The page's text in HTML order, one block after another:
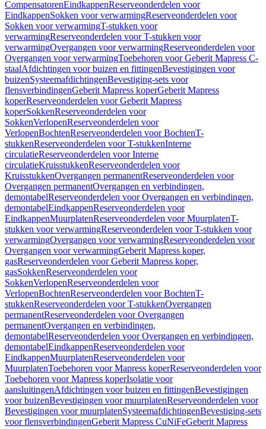
CompensatorenEindkappenReserveonderdelen voor
EindkappenSokken voor verwarmingReserveonderdelen voor
Sokken voor verwarmingT-stukken voor
verwarmingReserveonderdelen voor T-stukken voor
verwarmingOvergangen voor verwarmingReserveonderdelen voor
Overgangen voor verwarmingToebehoren voor Geberit Mapress C-
staalAfdichtingen voor buizen en fittingenBevestigingen voor
buizenSysteemafdichtingenBevestiging-sets voor
flensverbindingenGeberit Mapress koperGeberit Mapress
koperReserveonderdelen voor Geberit Mapress
koperSokkenReserveonderdelen voor
SokkenVerlopenReserveonderdelen voor
VerlopenBochtenReserveonderdelen voor BochtenT-
stukkenReserveonderdelen voor T-stukkenInterne
circulatieReserveonderdelen voor Interne
circulatieKruisstukkenReserveonderdelen voor
KruisstukkenOvergangen permanentReserveonderdelen voor
Overgangen permanentOvergangen en verbindingen,
demontabelReserveonderdelen voor Overgangen en verbindingen,
demontabelEindkappenReserveonderdelen voor
EindkappenMuurplatenReserveonderdelen voor MuurplatenT-
stukken voor verwarmingReserveonderdelen voor T-stukken voor
verwarmingOvergangen voor verwarmingReserveonderdelen voor
Overgangen voor verwarmingGeberit Mapress koper,
gasReserveonderdelen voor Geberit Mapress koper,
gasSokkenReserveonderdelen voor
SokkenVerlopenReserveonderdelen voor
VerlopenBochtenReserveonderdelen voor BochtenT-
stukkenReserveonderdelen voor T-stukkenOvergangen
permanentReserveonderdelen voor Overgangen
permanentOvergangen en verbindingen,
demontabelReserveonderdelen voor Overgangen en verbindingen,
demontabelEindkappenReserveonderdelen voor
EindkappenMuurplatenReserveonderdelen voor
MuurplatenToebehoren voor Mapress koperReserveonderdelen voor
Toebehoren voor Mapress koperIsolatie voor
aansluitingenAfdichtingen voor buizen en fittingenBevestigingen
voor buizenBevestigingen voor muurplatenReserveonderdelen voor
Bevestigingen voor muurplatenSysteemafdichtingenBevestiging-sets
voor flensverbindingenGeberit Mapress CuNiFeGeberit Mapress